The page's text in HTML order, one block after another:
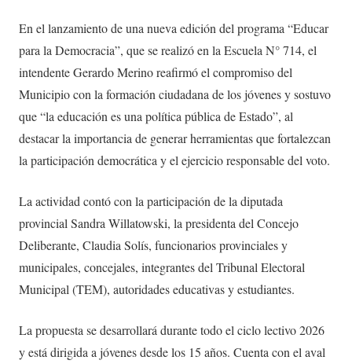
En el lanzamiento de una nueva edición del programa “Educar
para la Democracia”, que se realizó en la Escuela N° 714, el
intendente Gerardo Merino reafirmó el compromiso del
Municipio con la formación ciudadana de los jóvenes y sostuvo
que “la educación es una política pública de Estado”, al
destacar la importancia de generar herramientas que fortalezcan
la participación democrática y el ejercicio responsable del voto.
La actividad contó con la participación de la diputada
provincial Sandra Willatowski, la presidenta del Concejo
Deliberante, Claudia Solís, funcionarios provinciales y
municipales, concejales, integrantes del Tribunal Electoral
Municipal (TEM), autoridades educativas y estudiantes.
La propuesta se desarrollará durante todo el ciclo lectivo 2026
y está dirigida a jóvenes desde los 15 años. Cuenta con el aval